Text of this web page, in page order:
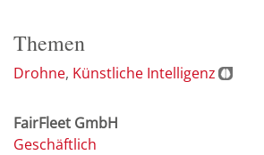
Themen
Drohne Künstliche Intelligenz
FairFleet GmbH
Geschäftlich